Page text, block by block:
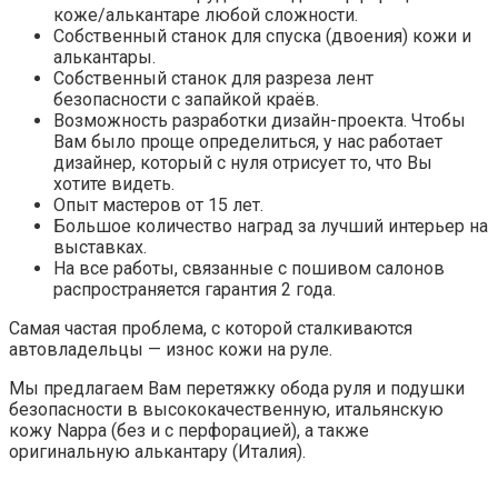
Стоимость такой услуги начинается от 9500руб, дальше
всё зависит от сложности дизайна!
Помимо перетяжки, мы предлагаем Вам
дополнительные услуги для рулей:
изменение анатомии руля с помощью
пенополиуретана (от 15000руб);
установка фирменного подогрева руля, зона
обогрева обода 100% (от 22000руб
ламинация обода руля и вставок в руль
натуральным карбоном (
Большинство современных автомобилей
комплектуются кожаным салоном, но потолок, как
правило, выполнен из светлой ткани.
Мы предлагаем Вам внести дополнительный уют и
роскошь в интерьер, путём перетяжки потолка, стоек и
солнцезащитных козырьков оригинальной алькантарой
(Италия) либо немецкой потолочной тканью (Mah).
Также, вы можете не просто произвести замену штатной